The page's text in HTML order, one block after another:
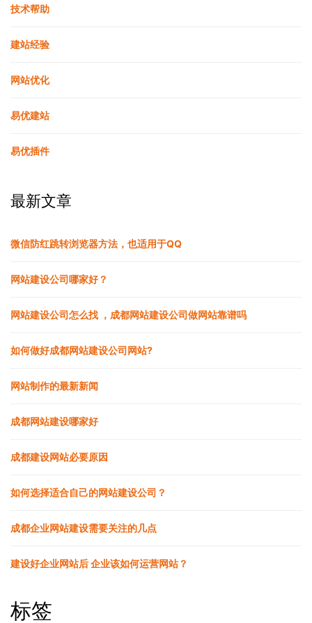
技术帮助
建站经验
网站优化
易优建站
易优插件
最新文章
微信防红跳转浏览器方法，也适用于QQ
网站建设公司哪家好？
网站建设公司怎么找 ，成都网站建设公司做网站靠谱吗
如何做好成都网站建设公司网站?
网站制作的最新新闻
成都网站建设哪家好
成都建设网站必要原因
如何选择适合自己的网站建设公司？
成都企业网站建设需要关注的几点
建设好企业网站后 企业该如何运营网站？
标签